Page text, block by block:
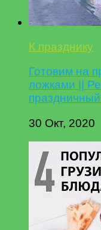
К празднику
Готовим на
ложками ||
праздничный
30 Окт, 2020